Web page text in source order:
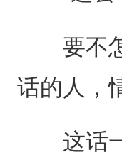
要不怎
话的人，
这话一